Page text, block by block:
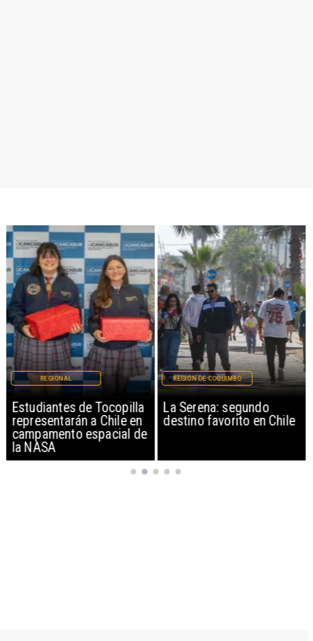
Estudiantes de Tocopilla
representarán a Chile en
campamento espacial de
la NASA
REGIONAL
La Serena: segundo
destino favorito en Chile
REGIÓN DE COQUIMBO